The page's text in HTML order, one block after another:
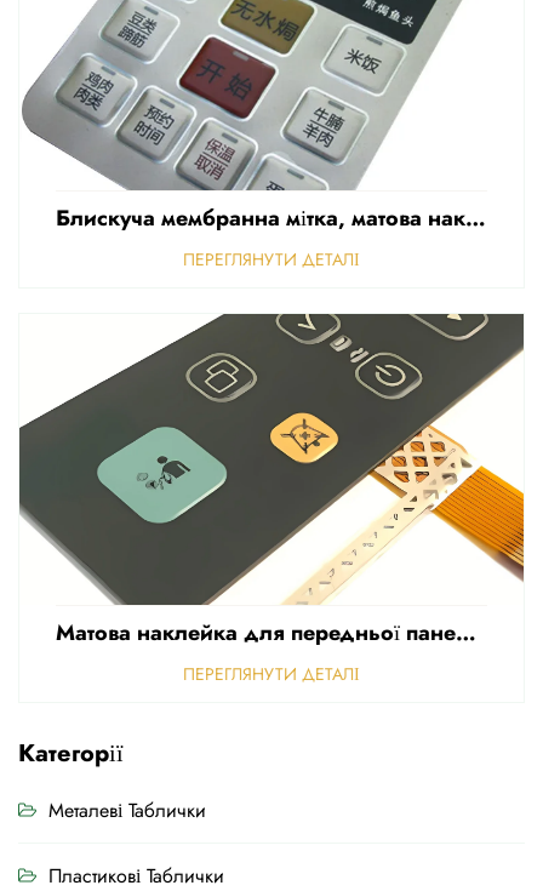
Блискуча мембранна мітка, матова наклейка для передньої панелі керування, рельєфна полікарбонатна графічна накладка
ПЕРЕГЛЯНУТИ ДЕТАЛІ
Матова наклейка для передньої панелі керування, перфорована матова, товщина 0,25 мм, полікарбонатні або ПВХ-наклейки
ПЕРЕГЛЯНУТИ ДЕТАЛІ
Категорії
Металеві Таблички
Пластикові Таблички